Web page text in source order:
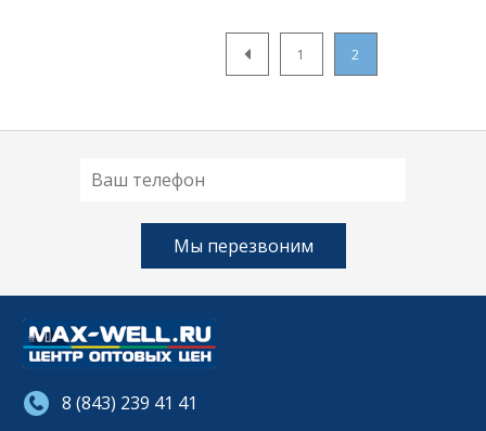
1
2
8 (843) 239 41 41